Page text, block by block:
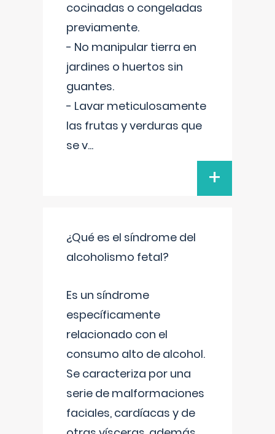
cocinadas o congeladas
previamente.
- No manipular tierra en
jardines o huertos sin
guantes.
- Lavar meticulosamente
las frutas y verduras que
se v...
+
¿Qué es el síndrome del
alcoholismo fetal?
Es un síndrome
específicamente
relacionado con el
consumo alto de alcohol.
Se caracteriza por una
serie de malformaciones
faciales, cardíacas y de